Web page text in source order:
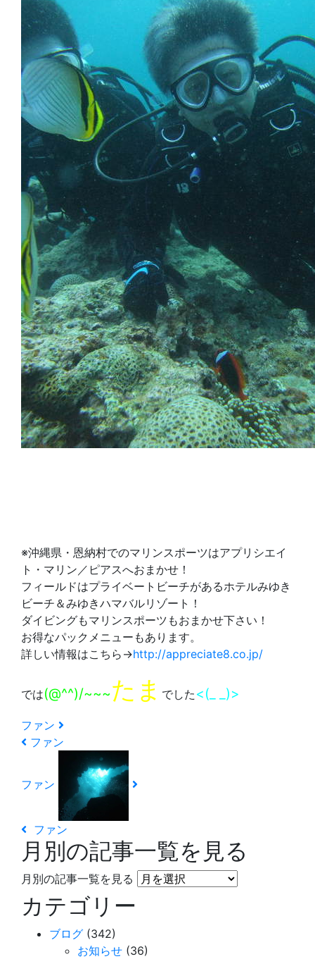
※沖縄県・恩納村でのマリンスポーツはアプリシエイ
ト・マリン／ピアスへおまかせ！
フィールドはプライベートビーチがあるホテルみゆき
ビーチ＆みゆきハマバルリゾート！
ダイビングもマリンスポーツもおまかせ下さい！
お得なパックメニューもあります。
詳しい情報はこちら→http://appreciate8.co.jp/
では(@^^)/~~~たま でした <(_ _)>
ファン
ファン
ファン
ファン
月別の記事一覧を見る
月別の記事一覧を見る
カテゴリー
ブログ (342)
お知らせ (36)